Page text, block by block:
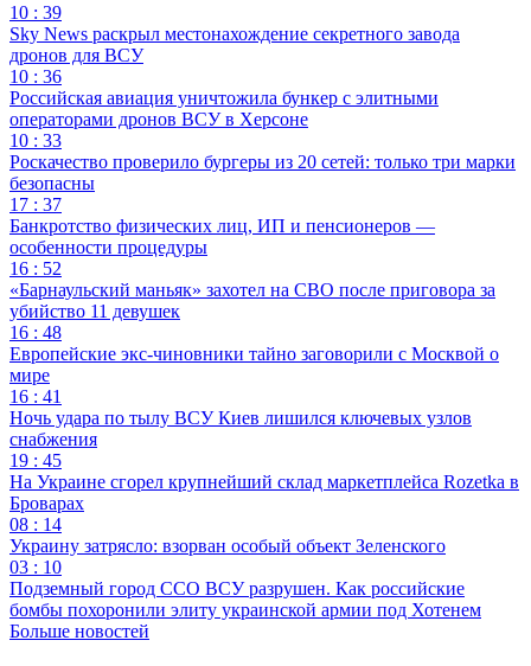
10 : 39
Sky News раскрыл местонахождение секретного завода
дронов для ВСУ
10 : 36
Российская авиация уничтожила бункер с элитными
операторами дронов ВСУ в Херсоне
10 : 33
Роскачество проверило бургеры из 20 сетей: только три марки
безопасны
17 : 37
Банкротство физических лиц, ИП и пенсионеров —
особенности процедуры
16 : 52
«Барнаульский маньяк» захотел на СВО после приговора за
убийство 11 девушек
16 : 48
Европейские экс-чиновники тайно заговорили с Москвой о
мире
16 : 41
Ночь удара по тылу ВСУ Киев лишился ключевых узлов
снабжения
19 : 45
На Украине сгорел крупнейший склад маркетплейса Rozetka в
Броварах
08 : 14
Украину затрясло: взорван особый объект Зеленского
03 : 10
Подземный город ССО ВСУ разрушен. Как российские
бомбы похоронили элиту украинской армии под Хотенем
Больше новостей